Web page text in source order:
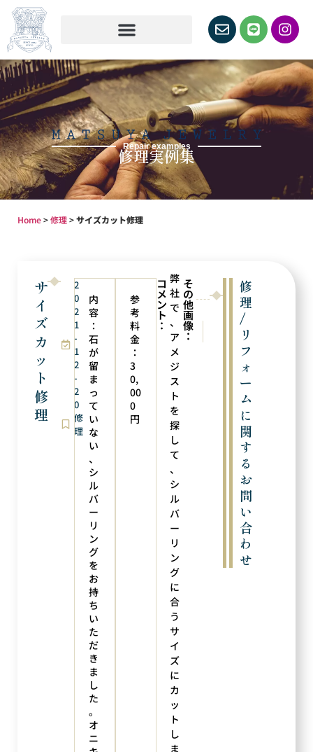
Repair examples
修理実例集
Home>修理>サイズカット修理
サ
イ
ズ
カ
ッ
ト
修
理
2
0
2
1
-
1
2
-
2
0
修
理
内
容
：
石
が
留
ま
っ
て
い
な
い
、
シ
ル
バ
ー
リ
ン
グ
を
お
持
ち
い
た
だ
き
ま
し
た
。
オ
ニ
参
考
料
金
：
3
0,
00
0
円
コ
メ
ン
ト
：
弊
社
で
、
ア
メ
ジ
ス
ト
を
探
し
て
、
シ
ル
バ
ー
リ
ン
グ
に
合
う
サ
イ
ズ
に
カ
ッ
ト
し
ま
そ
の
他
画
像
： サイズ直し
メレダイヤ加工
修
理
/
リ
フ
ォ
ー
ム
に
関
す
る
お
問
い
合
わ
せ